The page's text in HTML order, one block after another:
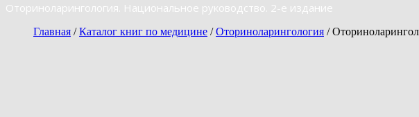
Оториноларингология. Национальное руководство. 2-е издание
Главная /Каталог книг по медицине /Оториноларингология /